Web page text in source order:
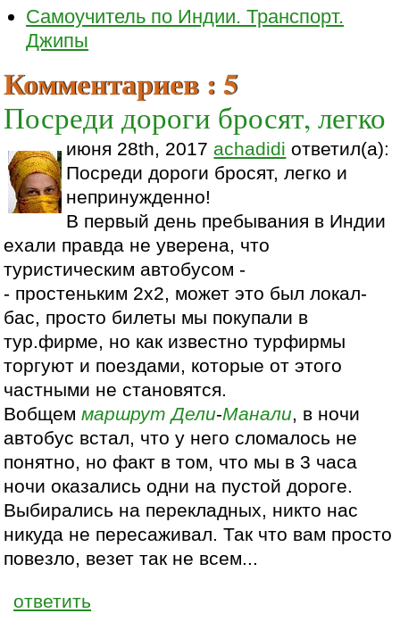
Самоучитель по Индии. Транспорт.
Джипы
Комментариев : 5
Посреди дороги бросят, легко
июня 28th, 2017 achadidi ответил(а):
Посреди дороги бросят, легко и
непринужденно!
В первый день пребывания в Индии
ехали правда не уверена, что
туристическим автобусом -
- простеньким 2х2, может это был локал-
бас, просто билеты мы покупали в
тур.фирме, но как известно турфирмы
торгуют и поездами, которые от этого
частными не становятся.
Вобщеммаршрут Дели-Манали, в ночи
автобус встал, что у него сломалось не
понятно, но факт в том, что мы в 3 часа
ночи оказались одни на пустой дороге.
Выбирались на перекладных, никто нас
никуда не пересаживал. Так что вам просто
повезло, везет так не всем...
ответить